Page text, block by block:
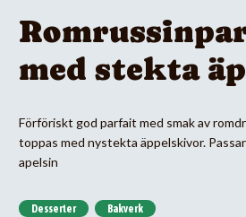
med stekta
Förföriskt god parfait med smak av
toppas med nystekta äppelskivor.
apelsin
Desserter Bakverk